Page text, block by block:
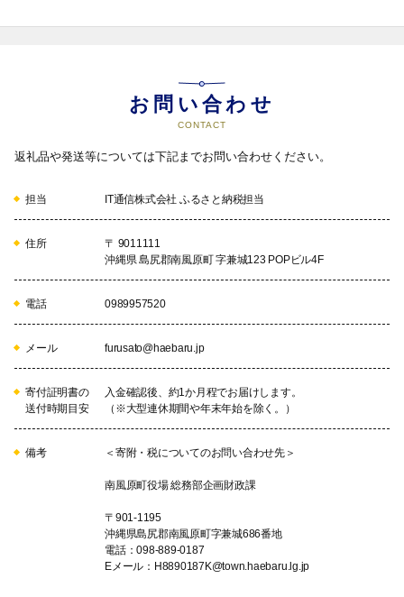
お問い合わせ
CONTACT
返礼品や発送等については下記までお問い合わせください。
担当 IT通信株式会社 ふるさと納税担当
住所
〒 9011111
沖縄県 島尻郡南風原町 字兼城123 POPビル4F
電話 0989957520
メール furusato@haebaru.jp
寄付証明書の
送付時期目安
入金確認後、約1か月程でお届けします。
（※大型連休期間や年末年始を除く。）
備考 ＜寄附・税についてのお問い合わせ先＞
南風原町役場 総務部企画財政課
〒901-1195
沖縄県島尻郡南風原町字兼城686番地
電話：098-889-0187
Eメール：H8890187K@town.haebaru.lg.jp